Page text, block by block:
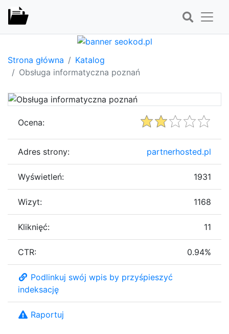
Strona główna
Katalog
Obsługa informatyczna poznań
Ocena:
Adres strony: partnerhosted.pl
Wyświetleń: 1931
Wizyt: 1168
Kliknięć: 11
CTR: 0.94%
Podlinkuj swój wpis by przyśpieszyć
indeksację
Raportuj